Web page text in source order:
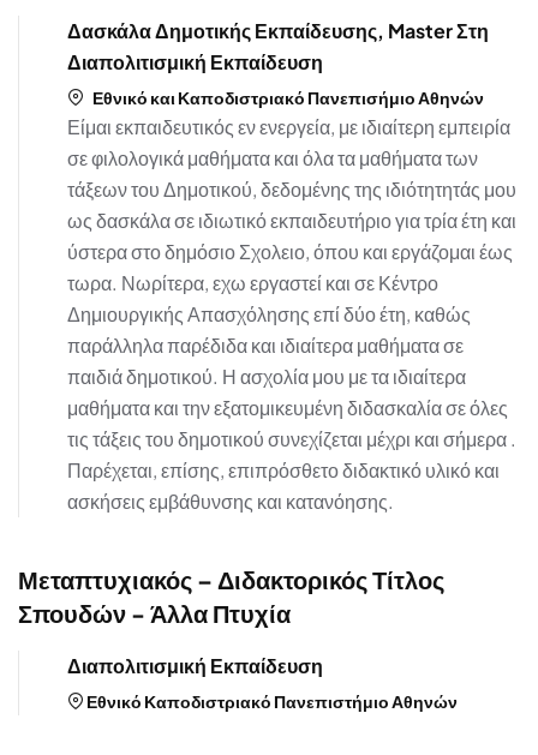
Δασκάλα Δημοτικής Εκπαίδευσης, Master Στη
Διαπολιτισμική Εκπαίδευση
Εθνικό και Καποδιστριακό Πανεπισήμιο Αθηνών
Είμαι εκπαιδευτικός εν ενεργεία, με ιδιαίτερη εμπειρία
σε φιλολογικά μαθήματα και όλα τα μαθήματα των
τάξεων του Δημοτικού, δεδομένης της ιδιότητητάς μου
ως δασκάλα σε ιδιωτικό εκπαιδευτήριο για τρία έτη και
ύστερα στο δημόσιο Σχολειο, όπου και εργάζομαι έως
τωρα. Νωρίτερα, εχω εργαστεί και σε Κέντρο
Δημιουργικής Απασχόλησης επί δύο έτη, καθώς
παράλληλα παρέδιδα και ιδιαίτερα μαθήματα σε
παιδιά δημοτικού. Η ασχολία μου με τα ιδιαίτερα
μαθήματα και την εξατομικευμένη διδασκαλία σε όλες
τις τάξεις του δημοτικού συνεχίζεται μέχρι και σήμερα .
Παρέχεται, επίσης, επιπρόσθετο διδακτικό υλικό και
ασκήσεις εμβάθυνσης και κατανόησης.
Μεταπτυχιακός – Διδακτορικός Τίτλος
Σπουδών - Άλλα Πτυχία
Διαπολιτισμική Εκπαίδευση
Εθνικό Καποδιστριακό Πανεπιστήμιο Αθηνών